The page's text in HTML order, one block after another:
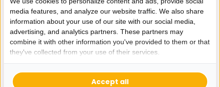
Whatsapp ons
0162-231130
klantenservice@bazaaronline.nl
media features, and analyze our website traffic. We also share
information about your use of our site with our social media,
advertising, and analytics partners. These partners may
combine it with other information you've provided to them or that
they've collected from your use of their services.
Accept all